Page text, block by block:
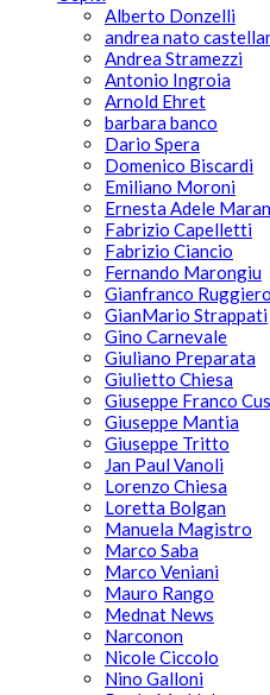
Alberto Donzelli
andrea nato
Andrea Stramezzi
Antonio Ingroia
Arnold Ehret
barbara banco
Dario Spera
Domenico Biscardi
Emiliano Moroni
Ernesta Adele
Fabrizio Capelletti
Fabrizio Ciancio
Fernando Marongiu
Gianfranco Ruggiero
GianMario Strappati
Gino Carnevale
Giuliano Preparata
Giulietto Chiesa
Giuseppe Franco
Giuseppe Mantia
Giuseppe Tritto
Jan Paul Vanoli
Lorenzo Chiesa
Loretta Bolgan
Manuela Magistro
Marco Saba
Marco Veniani
Mauro Rango
Mednat News
Narconon
Nicole Ciccolo
Nino Galloni